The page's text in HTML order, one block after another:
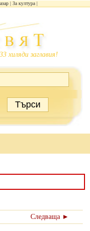
За култура
хиляди заглавия!
Следваща ►